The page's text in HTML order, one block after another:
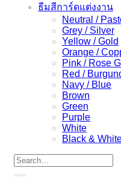
ธีมสีการ์ดแต่งงาน
Neutral /
Grey / Silver
Yellow / Gold
Orange /
Pink / Rose
Red /
Navy / Blue
Brown
Green
Purple
White
Black &